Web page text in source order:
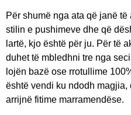
Për shumë nga ata që janë
stilin e pushimeve dhe që
lartë, kjo është për ju. Për të
duhet të mbledhni tre nga
lojën bazë ose rrotullime
është vendi ku ndodh
arrijnë fitime marramendëse.